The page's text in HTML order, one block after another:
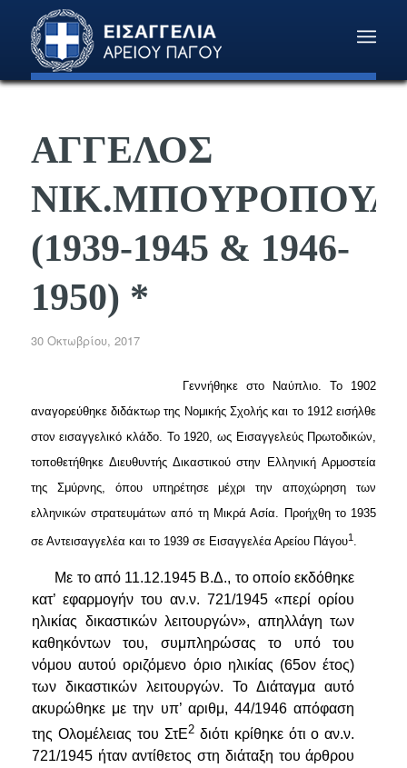
ΑΓΓΕΛΟΣ
(1939-1945 & 1946-
1950) *
30 Οκτωβρίου, 2017
Γεννήθηκε στο Ναύπλιο. Το 1902
αναγορεύθηκε διδάκτωρ της Νομικής Σχολής και το 1912 εισήλθε
στον εισαγγελικό κλάδο. Το 1920, ως Εισαγγελεύς Πρωτοδικών,
τοποθετήθηκε Διευθυντής Δικαστι­κού στην Ελληνική Αρμοστεία
της Σμύρνης, όπου υπηρέτησε μέχρι την αποχώρηση των
ελληνικών στρατευμάτων από τη Μικρά Ασία. Προήχθη το 1935
σε Αντεισαγγελέα και το 1939 σε Εισαγγελέα Αρείου Πά­γου1.
Με το από 11.12.1945 Β.Δ., το οποίο εκδόθηκε
κατ’ εφαρμογήν του αν.ν. 721/1945«περί ορίου
ηλικίας δικαστικών λειτουργών», απηλλάγη των
καθηκόντων του, συμπληρώσας το υπό του
νόμου αυτού οριζό­μενο όριο ηλικίας (65ον έτος)
των δικαστικών λειτουργών. Το Διάταγ­μα αυτό
ακυρώθηκε με την υπ’ αριθμ, 44/1946 απόφαση
της Ολομέλει­ας του ΣτΕ2διότι κρίθηκε ότι ο αν.ν.
721/1945 ήταν αντίθετος στη διάταξη του άρθρου